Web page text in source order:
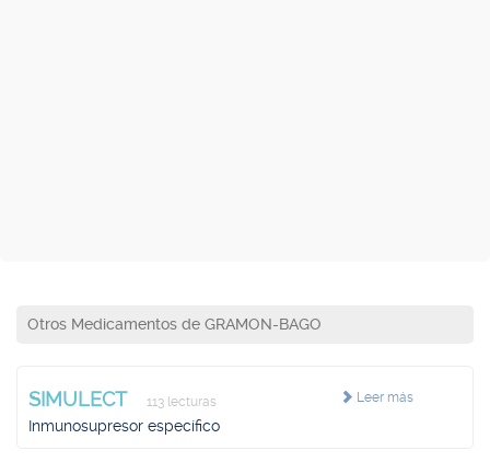
Otros Medicamentos de GRAMON-BAGO
Leer más
SIMULECT 113 lecturas
Inmunosupresor específico